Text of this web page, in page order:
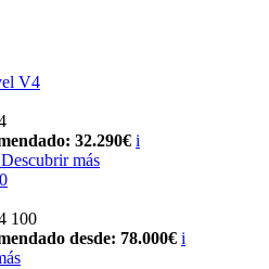
V4
32.290€ i
Descubrir más
100
desde: 78.000€ i